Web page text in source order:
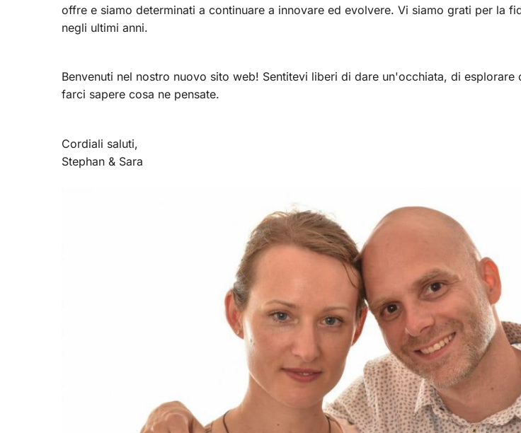
offre e siamo determinati a continuare a innovare ed evolvere. Vi siamo grati per la
negli ultimi anni.
Benvenuti nel nostro nuovo sito web! Sentitevi liberi di dare un'occhiata, di
farci sapere cosa ne pensate.
Cordiali saluti,
Stephan & Sara